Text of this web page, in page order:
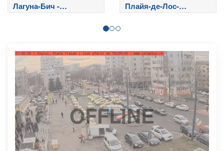
Лагуна-Бич -
Калифорния
Плайя-де-Лос-
Кристианос - Тенерифе
OFFLINE